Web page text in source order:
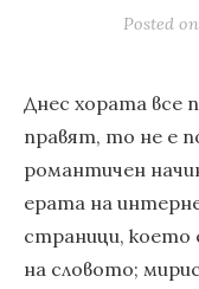
Posted on
Днес хората все
правят, то не е
романтичен
ерата на
страници, което
на словото;